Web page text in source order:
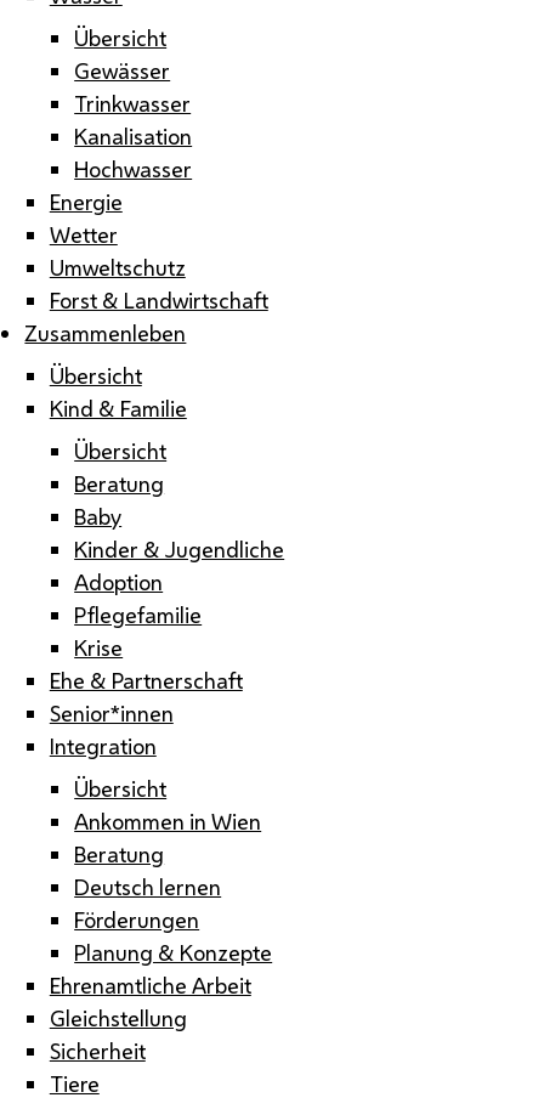
Übersicht
Gewässer
Trinkwasser
Kanalisation
Hochwasser
Energie
Wetter
Umweltschutz
Forst & Landwirtschaft
Zusammenleben
Übersicht
Kind & Familie
Übersicht
Beratung
Baby
Kinder & Jugendliche
Adoption
Pflegefamilie
Krise
Ehe & Partnerschaft
Senior*innen
Integration
Übersicht
Ankommen in Wien
Beratung
Deutsch lernen
Förderungen
Planung & Konzepte
Ehrenamtliche Arbeit
Gleichstellung
Sicherheit
Tiere